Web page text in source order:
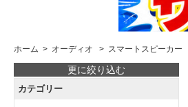
ホーム > オーディオ > スマートスピーカー
更に絞り込む
カテゴリー